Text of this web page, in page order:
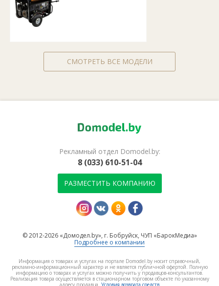
СМОТРЕТЬ ВСЕ МОДЕЛИ
Рекламный отдел Domodel.by:
8 (033) 610-51-04
РАЗМЕСТИТЬ КОМПАНИЮ
© 2012-2026 «Домодел.by», г. Бобруйск, ЧУП «БарокМедиа»
Подробнее о компании
Информация о товарах и услугах на портале Domodel.by носит справочный,
рекламно-информационный характер и не является публичной офертой. Полную
информацию о товарах и услугах можно получить у продавцов-консультантов.
Реализация товара осуществляется в стационарном торговом объекте по указанному